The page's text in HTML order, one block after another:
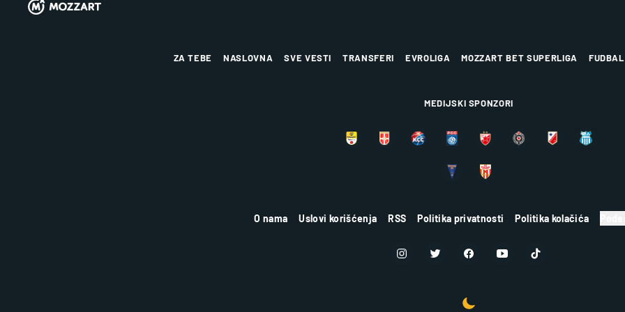
ZA TEBE NASLOVNA SVE VESTI TRANSFERI EVROLIGA MOZZART BET SUPERLIGA FUDBAL
MEDIJSKI SPONZORI
O nama Uslovi korišćenja RSS Politika privatnosti Politika kolačića